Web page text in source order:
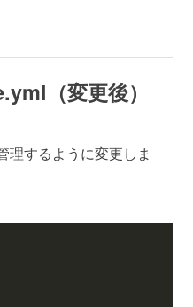
（変更後）
理するように変更しま